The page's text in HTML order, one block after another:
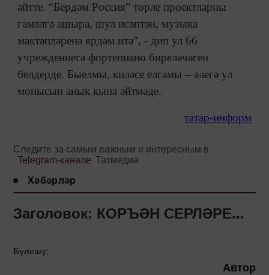
әйтте. “Бердәм Россия” төрле проектларны
гамәлгә ашыра, шул исәптән, музыка
мәктәпләренә ярдәм итә”, - дип ул 66
учреждениегә фортепиано биреләчәген
белдерде. Быелмы, киләсе елгамы – әлегә ул
монысын анык кына әйтмәде.
татар-информ
Следите за самым важным и интересным в
Telegram-канале Татмедиа
Хәбәрләр
Заголовок: КОРЪӘН СЕРЛӘРЕ...
Бүлешү:
Автор